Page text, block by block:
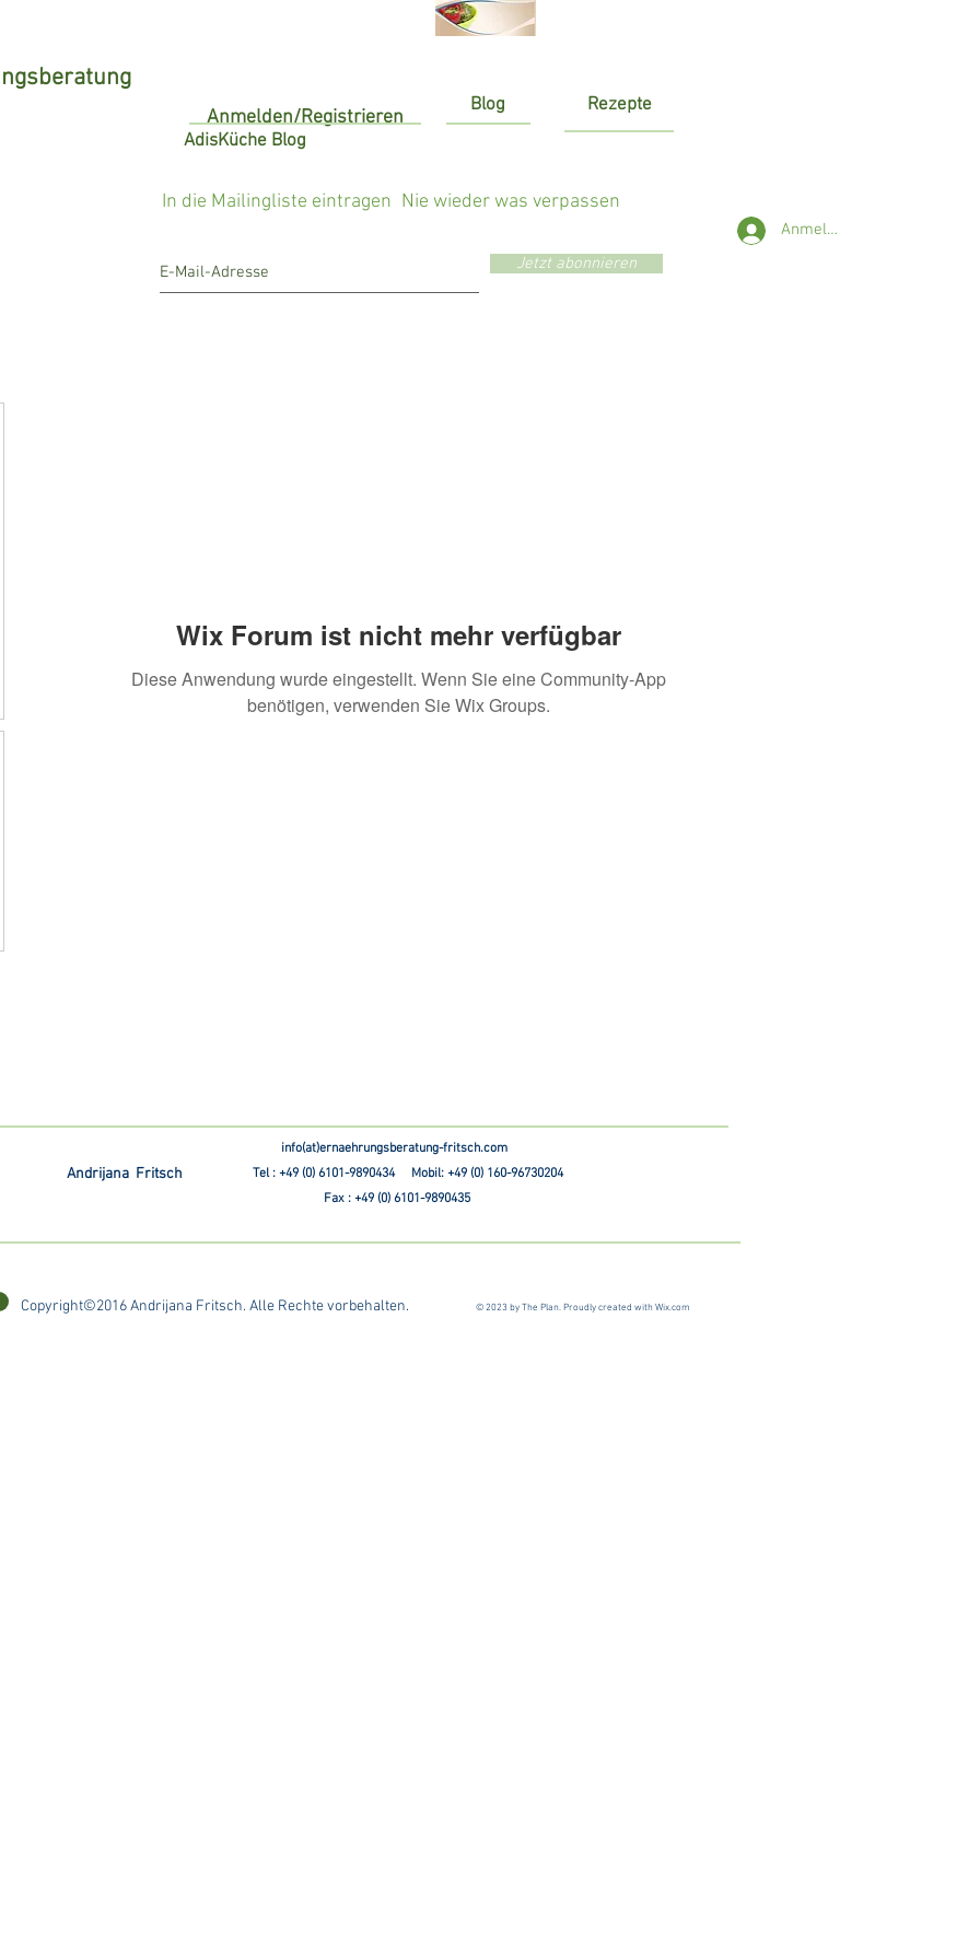
Anmelden/Registrieren
Blog
Rezepte
AdisKüche Blog
In die Mailingliste eintragen Nie wieder was verpassen
Jetzt abonnieren
Anmelden
Wix Forum ist nicht mehr verfügbar
Diese Anwendung wurde eingestellt. Wenn Sie eine Community-App
benötigen, verwenden Sie Wix Groups.
info(at)ernaehrungsberatung-fritsch.com
Andrijana Fritsch
Tel : +49 (0) 6101-9890434 Mobil: +49 (0) 160-96730204
Fax : +49 (0) 6101-9890435
Copyright©2016 Andrijana Fritsch. Alle Rechte vorbehalten. © 2023 by The Plan. Proudly created withWix.com